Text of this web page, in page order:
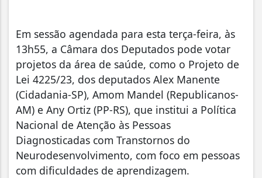
Em sessão agendada para esta terça-feira, às
13h55, a Câmara dos Deputados pode votar
projetos da área de saúde, como o Projeto de
Lei 4225/23, dos deputados Alex Manente
(Cidadania-SP), Amom Mandel (Republicanos-
AM) e Any Ortiz (PP-RS), que institui a Política
Nacional de Atenção às Pessoas
Diagnosticadas com Transtornos do
Neurodesenvolvimento, com foco em pessoas
com dificuldades de aprendizagem.